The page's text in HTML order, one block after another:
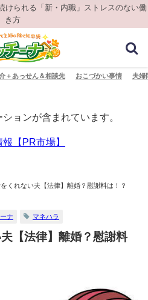
けられる「新・内職」ストレスのない働
き方
＋あっせん＆相談先 おこづかい事情 夫婦
ョンが含まれています。
【PR市場】
くれない夫【法律】離婚？慰謝料は！？
ナ マネハラ
【法律】離婚？慰謝料